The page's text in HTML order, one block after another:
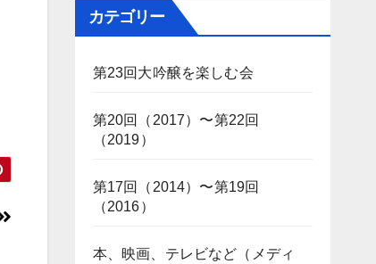
カテゴリー
第23回大吟醸を楽しむ会
第20回（2017）〜第22回
（2019）
第17回（2014）〜第19回
（2016）
本、映画、テレビなど（メディ